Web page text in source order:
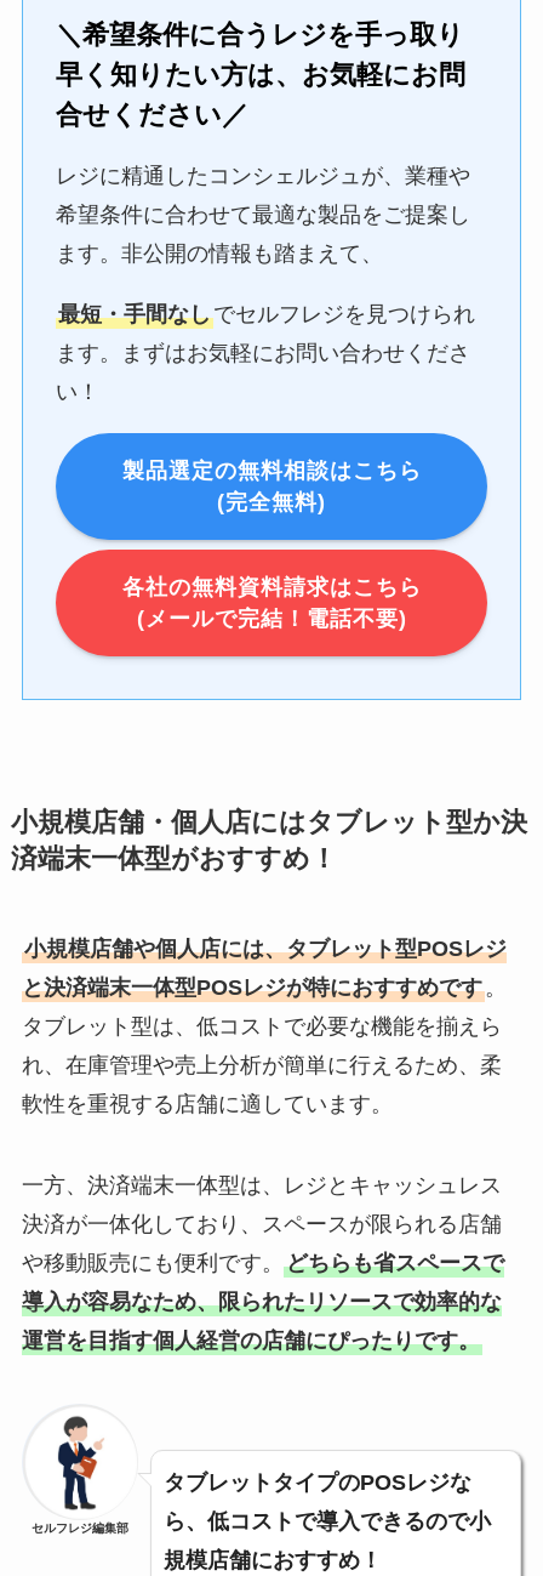
＼希望条件に合うレジを手っ取り
早く知りたい方は、お気軽にお問
合せください／
レジに精通したコンシェルジュが、業種や
希望条件に合わせて最適な製品をご提案し
ます。非公開の情報も踏まえて、
最短・手間なしでセルフレジを見つけられ
ます。まずはお気軽にお問い合わせくださ
い！
製品選定の無料相談はこちら
(完全無料)
各社の無料資料請求はこちら
(メールで完結！電話不要)
小規模店舗・個人店にはタブレット型か決
済端末一体型がおすすめ！
小規模店舗や個人店には、タブレット型POSレジ
と決済端末一体型POSレジが特におすすめです。
タブレット型は、低コストで必要な機能を揃えら
れ、在庫管理や売上分析が簡単に行えるため、柔
軟性を重視する店舗に適しています。
一方、決済端末一体型は、レジとキャッシュレス
決済が一体化しており、スペースが限られる店舗
や移動販売にも便利です。 どちらも省スペースで
導入が容易なため、限られたリソースで効率的な
運営を目指す個人経営の店舗にぴったりです。
セルフレジ編集部
タブレットタイプのPOSレジな
ら、低コストで導入できるので小
規模店舗におすすめ！